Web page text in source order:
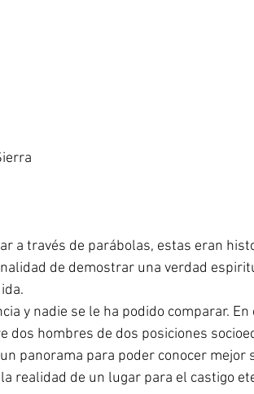
a través de parábolas, estas eran
de demostrar una verdad
y nadie se le ha podido comparar. En
dos hombres de dos posiciones
panorama para poder conocer mejor
realidad de un lugar para el castigo